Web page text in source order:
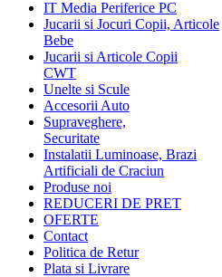
IT Media Periferice PC
Jucarii si Jocuri Copii, Articole
Bebe
Jucarii si Articole Copii
CWT
Unelte si Scule
Accesorii Auto
Supraveghere,
Securitate
Instalatii Luminoase, Brazi
Artificiali de Craciun
Produse noi
REDUCERI DE PRET
OFERTE
Contact
Politica de Retur
Plata si Livrare